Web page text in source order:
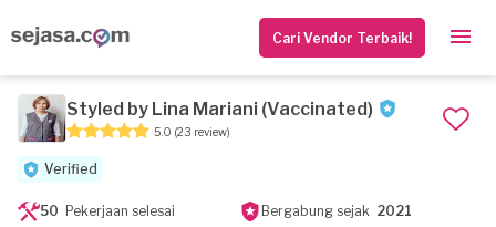
Cari Vendor Terbaik!
Styled by Lina Mariani (Vaccinated)
5.0 (23 review)
Verified
50 Pekerjaan selesai Bergabung sejak 2021